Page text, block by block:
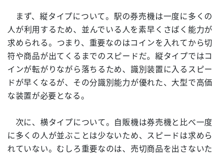
まず、縦タイプについて。駅の券売機は一度に多くの
人が利用するため、並んでいる人を素早くさばく能力が
求められる。つまり、重要なのはコインを入れてから切
符や商品が出てくるまでのスピードだ。縦タイプではコ
インが転がりながら落ちるため、識別装置に入るスピー
ドが早くなるが、その分識別能力が優れた、大型で高価
な装置が必要となる。
次に、横タイプについて。自販機は券売機と比べ一度
に多くの人が並ぶことは少ないため、スピードは求めら
れていない。むしろ重要なのは、売切商品を出さないた